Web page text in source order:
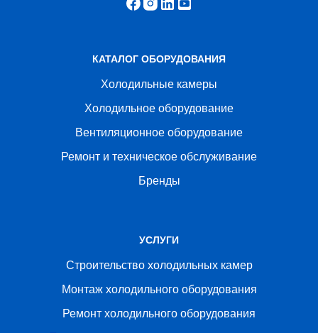
КАТАЛОГ ОБОРУДОВАНИЯ
Холодильные камеры
Холодильное оборудование
Вентиляционное оборудование
Ремонт и техническое обслуживание
Бренды
УСЛУГИ
Строительство холодильных камер
Монтаж холодильного оборудования
Ремонт холодильного оборудования